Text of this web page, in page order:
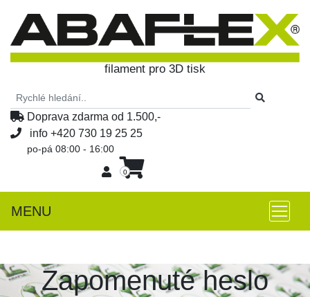
filament pro 3D tisk
Doprava zdarma od 1.500,-
info +420 730 19 25 25
po-pá 08:00 - 16:00
0
MENU
Zapomenuté heslo